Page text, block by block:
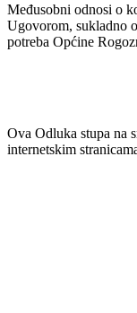
Međusobni odnosi o
Ugovorom, sukladno
potreba Općine
Ova Odluka stupa na
internetskim